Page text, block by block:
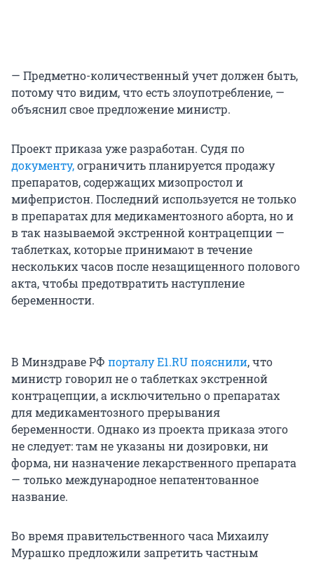
— Предметно-количественный учет должен быть,
потому что видим, что есть злоупотребление, —
объяснил свое предложение министр.
Проект приказа уже разработан. Судя по
документу,ограничить планируется продажу
препаратов, содержащих мизопростол и
мифепристон. Последний используется не только
в препаратах для медикаментозного аборта, но и
в так называемой экстренной контрацепции —
таблетках, которые принимают в течение
нескольких часов после незащищенного полового
акта, чтобы предотвратить наступление
беременности.
В Минздраве РФ порталу E1.RU пояснили, что
министр говорил не о таблетках экстренной
контрацепции, а исключительно о препаратах
для медикаментозного прерывания
беременности. Однако из проекта приказа этого
не следует: там не указаны ни дозировки, ни
форма, ни назначение лекарственного препарата
— только международное непатентованное
название.
Во время правительственного часа Михаилу
Мурашко предложили запретить частным